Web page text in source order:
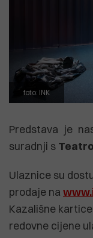
foto: INK
Predstava je
suradnji s
Ulaznice su
prodaje na
Kazališne
redovne cijene